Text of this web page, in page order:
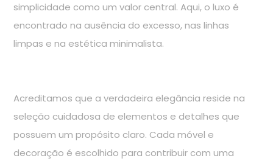
simplicidade como um valor central. Aqui, o luxo é
encontrado na ausência do excesso, nas linhas
limpas e na estética minimalista.
Acreditamos que a verdadeira elegância reside na
seleção cuidadosa de elementos e detalhes que
possuem um propósito claro. Cada móvel e
decoração é escolhido para contribuir com uma